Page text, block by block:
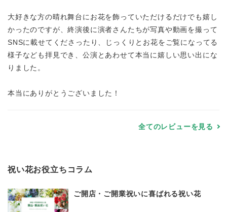
大好きな方の晴れ舞台にお花を飾っていただけるだけでも嬉し
かったのですが、終演後に演者さんたちが写真や動画を撮って
SNSに載せてくださったり、じっくりとお花をご覧になってる
様子なども拝見でき、公演とあわせて本当に嬉しい思い出にな
りました。
本当にありがとうございました！
全てのレビューを見る
祝い花お役立ちコラム
ご開店・ご開業祝いに喜ばれる祝い花